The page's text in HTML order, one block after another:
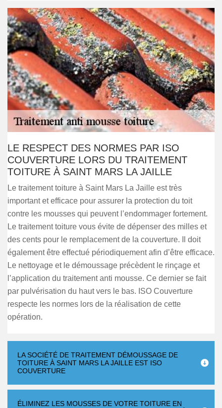
LE RESPECT DES NORMES PAR ISO
COUVERTURE LORS DU TRAITEMENT
TOITURE À SAINT MARS LA JAILLE
Le traitement toiture à Saint Mars La Jaille est très
important et efficace pour assurer la protection du toit
contre les mousses qui peuvent l’endommager fortement.
Le traitement toiture vous évite de dépenser des milles et
des cents pour le remplacement de la couverture. Il doit
également être effectué périodiquement afin d’être efficace.
Le nettoyage et le démoussage précèdent le rinçage et
l’application du traitement anti mousse. Ce dernier se fait
par pulvérisation du haut vers le bas. ISO Couverture
respecte les normes lors de la réalisation de cette
opération.
LA SOCIÉTÉ DE TRAITEMENT DÉMOUSSAGE DE
TOITURE À SAINT MARS LA JAILLE EST ISO
COUVERTURE
ÉLIMINEZ LES MOUSSES DE VOTRE TOITURE EN